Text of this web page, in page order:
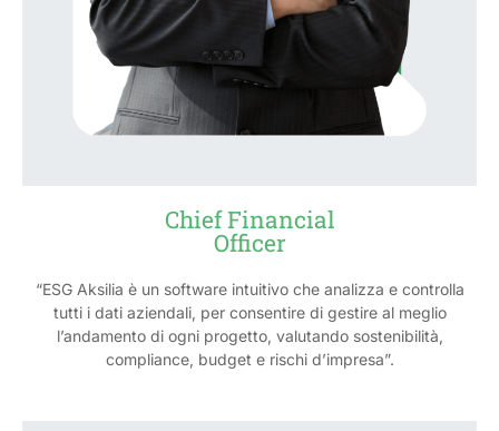
Chief Financial
Officer
“ESG Aksilia è un software intuitivo che analizza e controlla
tutti i dati aziendali, per consentire di gestire al meglio
l’andamento di ogni progetto, valutando sostenibilità,
compliance, budget e rischi d’impresa”.